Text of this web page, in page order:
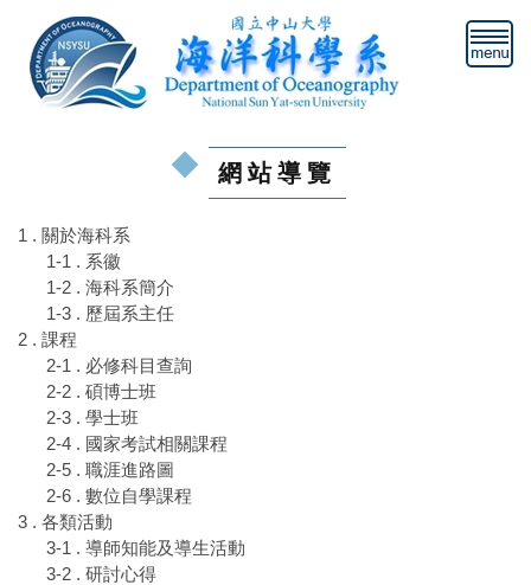
網站導覽
1 . 關於海科系
1-1 . 系徽
1-2 . 海科系簡介
1-3 . 歷屆系主任
2 . 課程
2-1 . 必修科目查詢
2-2 . 碩博士班
2-3 . 學士班
2-4 . 國家考試相關課程
2-5 . 職涯進路圖
2-6 . 數位自學課程
3 . 各類活動
3-1 . 導師知能及導生活動
3-2 . 研討心得